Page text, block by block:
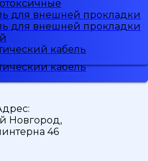
для внешней прокладки
для внешней прокладки
кабель
Новгород,
46
для внешней прокладки
для внешней прокладки
кабель
для внешней прокладки
для внешней прокладки
кабель